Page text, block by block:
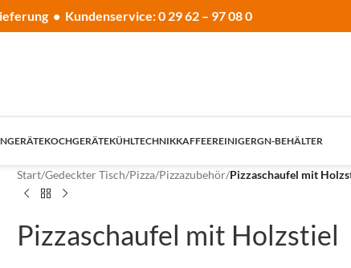
• Kundenservice: 0 29 62 – 97 08 0
KOCHGERÄTEKÜHLTECHNIKKAFFEEREINIGERGN-BEHÄLTER
Start/Gedeckter Tisch/Pizza/Pizzazubehör/Pizzaschaufel mit
Pizzaschaufel mit Holzstiel